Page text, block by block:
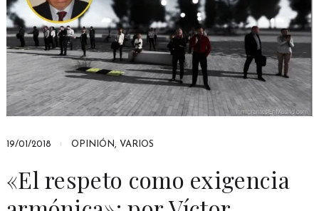
19/01/2018 OPINIÓN, VARIOS
«El respeto como exigencia